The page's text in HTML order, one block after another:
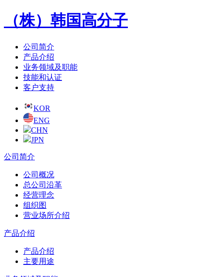
（株）韩国高分子
公司简介
产品介绍
业务领域及职能
技能和认证
客户支持
KOR
ENG
CHN
JPN
公司简介
公司概况
总公司沿革
经营理念
组织图
营业场所介绍
产品介绍
产品介绍
主要用途